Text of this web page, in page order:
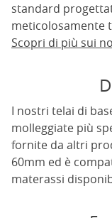
standard
meticolosamente
Scopri di più sui
I nostri telai di
molleggiate più
fornite da altri
60mm ed è
materassi